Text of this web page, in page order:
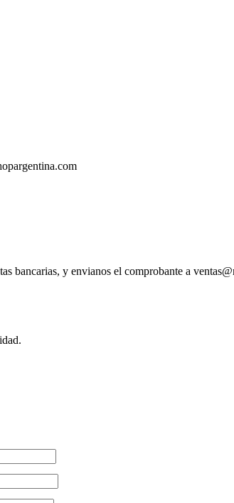
bancarias, y envianos el comprobante a